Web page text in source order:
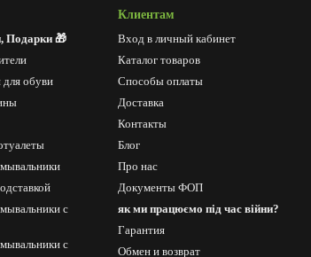
Подарки 🎁
обуви
с
с
Клиентам
Вход в личный кабинет
Каталог товаров
Способы оплаты
Доставка
Контакты
Блог
Про нас
Документы ФОП
як ми працюємо під час війни?
Гарантия
Обмен и возврат